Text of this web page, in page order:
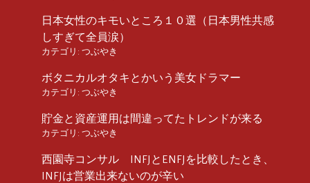
日本女性のキモいところ１０選（日本男性共感
しすぎて全員涙）
カテゴリ: つぶやき
ボタニカルオタキとかいう美女ドラマー
カテゴリ: つぶやき
貯金と資産運用は間違ってたトレンドが来る
カテゴリ: つぶやき
西園寺コンサル INFJとENFJを比較したとき、
INFJは営業出来ないのが辛い